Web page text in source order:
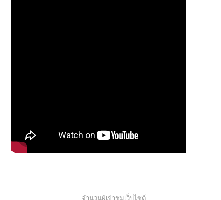
จำนวนผู้เข้าชมเว็บไซต์